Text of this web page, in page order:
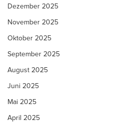
Dezember 2025
November 2025
Oktober 2025
September 2025
August 2025
Juni 2025
Mai 2025
April 2025